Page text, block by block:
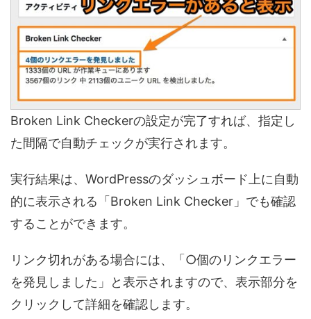
Broken Link Checkerの設定が完了すれば、指定し
た間隔で自動チェックが実行されます。
実行結果は、WordPressのダッシュボード上に自動
的に表示される「Broken Link Checker」でも確認
することができます。
リンク切れがある場合には、「○個のリンクエラー
を発見しました」と表示されますので、表示部分を
クリックして詳細を確認します。